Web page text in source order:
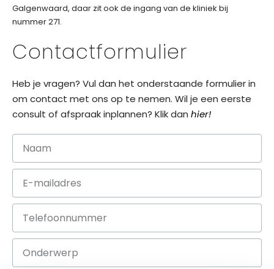
Galgenwaard, daar zit ook de ingang van de kliniek bij
nummer 271.
Contactformulier
Heb je vragen? Vul dan het onderstaande formulier in
om contact met ons op te nemen. Wil je een eerste
consult of afspraak inplannen? Klik dan hier!